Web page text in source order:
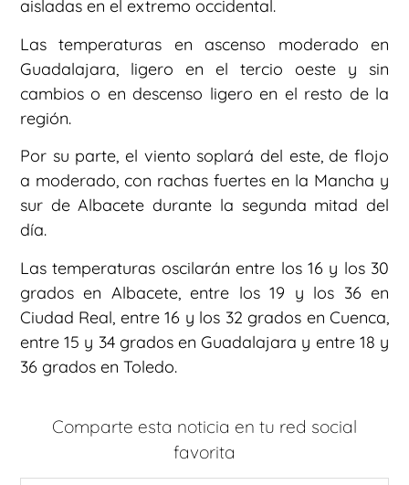
aisladas en el extremo occidental.
Las temperaturas en ascenso moderado en
Guadalajara, ligero en el tercio oeste y sin
cambios o en descenso ligero en el resto de la
región.
Por su parte, el viento soplará del este, de flojo
a moderado, con rachas fuertes en la Mancha y
sur de Albacete durante la segunda mitad del
día.
Las temperaturas oscilarán entre los 16 y los 30
grados en Albacete, entre los 19 y los 36 en
Ciudad Real, entre 16 y los 32 grados en Cuenca,
entre 15 y 34 grados en Guadalajara y entre 18 y
36 grados en Toledo.
Comparte esta noticia en tu red social
favorita